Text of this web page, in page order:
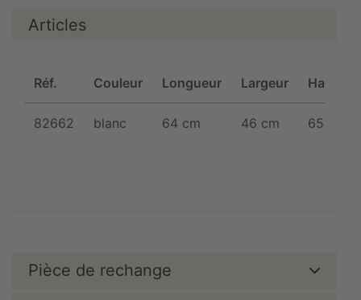
Articles
Réf. Couleur Longueur Largeur Hauteur
82662 blanc 64 cm 46 cm 65 cm
Pièce de rechange